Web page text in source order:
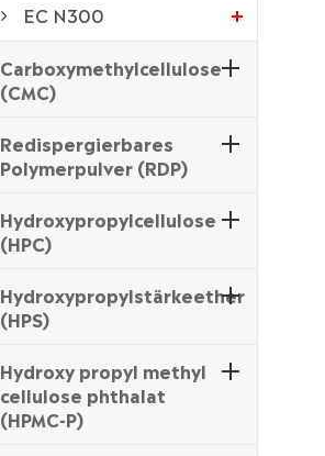
EC N300
Carboxymethylcellulose
(CMC)
Redispergierbares
Polymerpulver (RDP)
Hydroxypropylcellulose
(HPC)
Hydroxypropylstärkeether
(HPS)
Hydroxy propyl methyl
cellulose phthalat
(HPMC-P)